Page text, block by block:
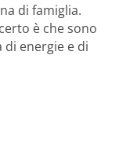
di famiglia.
è che sono
energie e di